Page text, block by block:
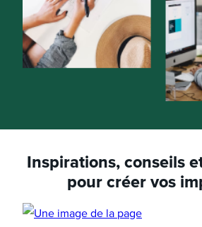
Inspirations, conseils
pour créer vos